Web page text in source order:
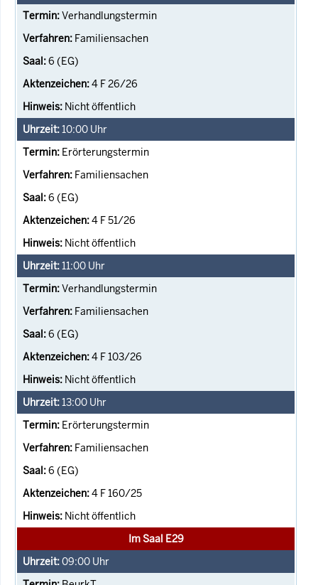
Verhandlungstermin
Familiensachen
6 (EG)
4 F 26/26
Nicht öffentlich
10:00 Uhr
Erörterungstermin
Familiensachen
6 (EG)
4 F 51/26
Nicht öffentlich
11:00 Uhr
Verhandlungstermin
Familiensachen
6 (EG)
4 F 103/26
Nicht öffentlich
13:00 Uhr
Erörterungstermin
Familiensachen
6 (EG)
4 F 160/25
Nicht öffentlich
Im Saal E29
09:00 Uhr